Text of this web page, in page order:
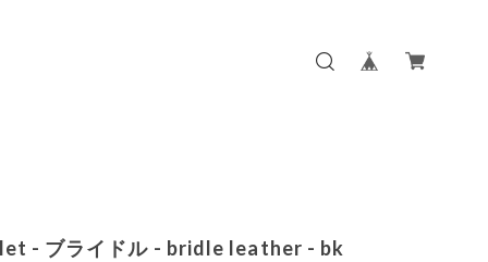
- ブライドル - bridle leather - bk